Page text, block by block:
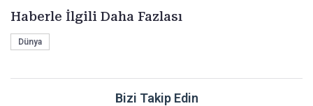
Haberle İlgili Daha Fazlası
Dünya
Bizi Takip Edin